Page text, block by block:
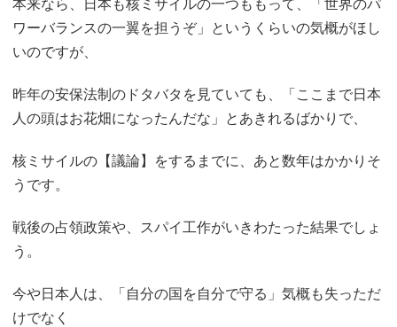
本来なら、日本も核ミサイルの一つももって、「世界のパ
ワーバランスの一翼を担うぞ」というくらいの気概がほし
いのですが、
昨年の安保法制のドタバタを見ていても、「ここまで日本
人の頭はお花畑になったんだな」とあきれるばかりで、
核ミサイルの【議論】をするまでに、あと数年はかかりそ
うです。
戦後の占領政策や、スパイ工作がいきわたった結果でしょ
う。
今や日本人は、「自分の国を自分で守る」気概も失っただ
けでなく